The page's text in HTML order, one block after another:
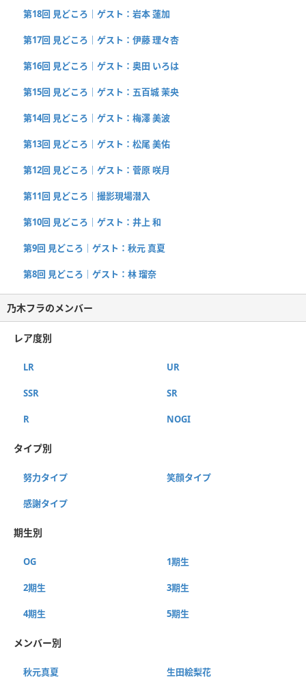
第18回 見どころ｜ゲスト：岩本 蓮加
第17回 見どころ｜ゲスト：伊藤 理々杏
第16回 見どころ｜ゲスト：奥田 いろは
第15回 見どころ｜ゲスト：五百城 茉央
第14回 見どころ｜ゲスト：梅澤 美波
第13回 見どころ｜ゲスト：松尾 美佑
第12回 見どころ｜ゲスト：菅原 咲月
第11回 見どころ｜撮影現場潜入
第10回 見どころ｜ゲスト：井上 和
第9回 見どころ｜ゲスト：秋元 真夏
第8回 見どころ｜ゲスト：林 瑠奈
乃木フラのメンバー
レア度別
LR UR
SSR SR
R NOGI
タイプ別
努力タイプ 笑顔タイプ
感謝タイプ
期生別
OG 1期生
2期生 3期生
4期生 5期生
メンバー別
秋元真夏 生田絵梨花